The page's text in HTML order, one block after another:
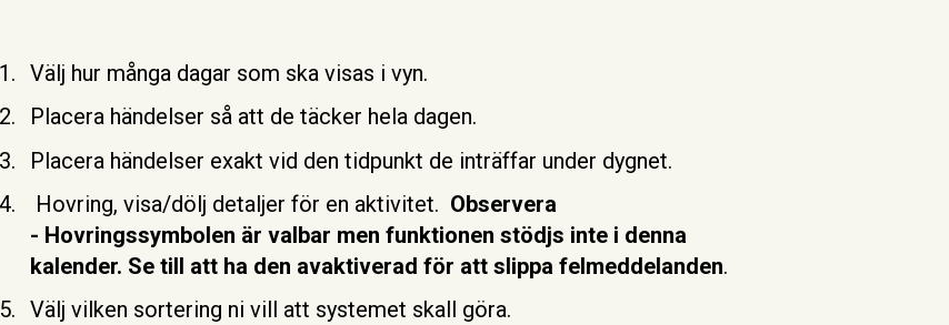
Välj hur många dagar som ska visas i vyn.
Placera händelser så att de täcker hela dagen.
Placera händelser exakt vid den tidpunkt de inträffar under dygnet.
Hovring, visa/dölj detaljer för en aktivitet. Observera
- Hovringssymbolen är valbar men funktionen stödjs inte i denna
kalender. Se till att ha den avaktiverad för att slippa felmeddelanden.
Välj vilken sortering ni vill att systemet skall göra.